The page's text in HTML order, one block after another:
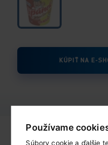
Používame
Súbory cookie a ďalšie
KÚPIŤ NA E-